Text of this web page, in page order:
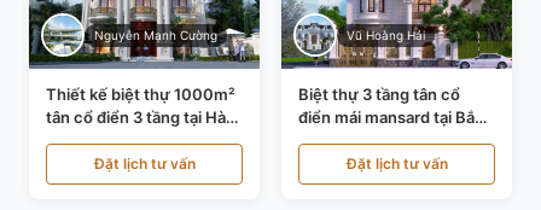
Nguyễn Mạnh Cường
Thiết kế biệt thự 1000m²
tân cổ điển 3 tầng tại Hà
Nội KT21010
Đặt lịch tư vấn
Vũ Hoàng Hải
Biệt thự 3 tầng tân cổ
điển mái mansard tại Bắc
Ninh KT21198
Đặt lịch tư vấn